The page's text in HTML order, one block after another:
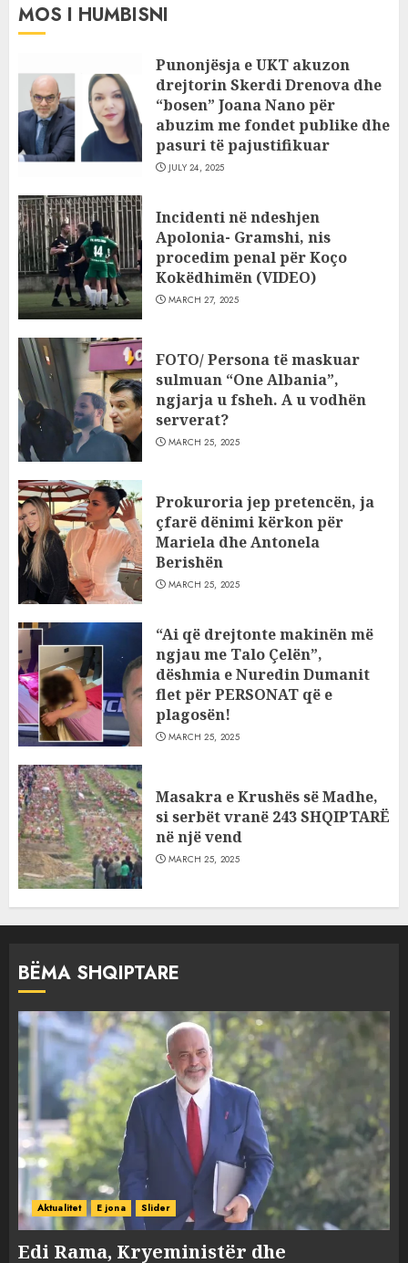
MOS I HUMBISNI
Punonjësja e UKT akuzon
drejtorin Skerdi Drenova dhe
“bosen” Joana Nano për
abuzim me fondet publike dhe
pasuri të pajustifikuar
JULY 24, 2025
Incidenti në ndeshjen
Apolonia- Gramshi, nis
procedim penal për Koço
Kokëdhimën (VIDEO)
MARCH 27, 2025
FOTO/ Persona të maskuar
sulmuan “One Albania”,
ngjarja u fsheh. A u vodhën
serverat?
MARCH 25, 2025
Prokuroria jep pretencën, ja
çfarë dënimi kërkon për
Mariela dhe Antonela
Berishën
MARCH 25, 2025
“Ai që drejtonte makinën më
ngjau me Talo Çelën”,
dëshmia e Nuredin Dumanit
flet për PERSONAT që e
plagosën!
MARCH 25, 2025
Masakra e Krushës së Madhe,
si serbët vranë 243 SHQIPTARË
në një vend
MARCH 25, 2025
BËMA SHQIPTARE
Aktualitet E jona Slider
Edi Rama, Kryeministër dhe